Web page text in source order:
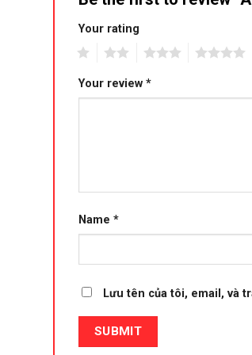
Your rating
Your review *
Name *
Lưu tên của tôi, email, và